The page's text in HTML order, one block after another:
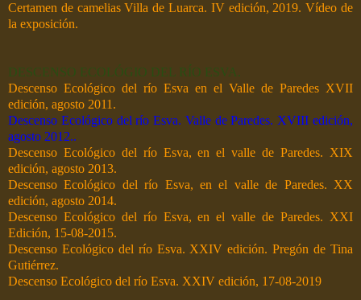
Certamen de camelias Villa de Luarca. IV edición, 2019. Vídeo de
la exposición.
DESCENSO ECOLÓGIO DEL RÍO ESVA.
Descenso Ecológico del río Esva en el Valle de Paredes XVII
edición, agosto 2011.
Descenso Ecológico del río Esva. Valle de Paredes. XVIII edición,
agosto 2012..
Descenso Ecológico del río Esva, en el valle de Paredes. XIX
edición, agosto 2013.
Descenso Ecológico del río Esva, en el valle de Paredes. XX
edición, agosto 2014.
Descenso Ecológico del río Esva, en el valle de Paredes. XXI
Edición, 15-08-2015.
Descenso Ecológico del río Esva. XXIV edición. Pregón de Tina
Gutiérrez.
Descenso Ecológico del río Esva. XXIV edición, 17-08-2019